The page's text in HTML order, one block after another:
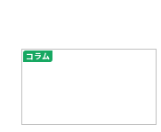
コラム